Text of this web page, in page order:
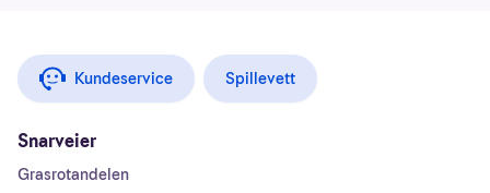
Kundeservice Spillevett
Snarveier
Grasrotandelen